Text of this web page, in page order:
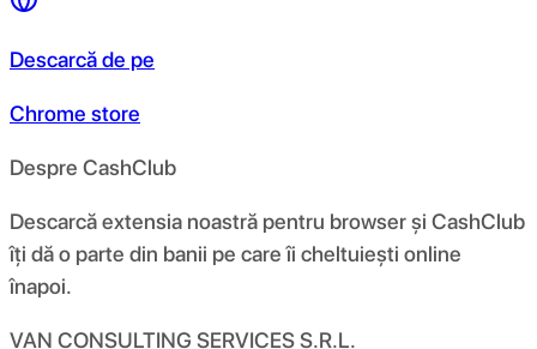
Descarcă de pe
Chrome store
Despre CashClub
Descarcă extensia noastră pentru browser și CashClub
îți dă o parte din banii pe care îi cheltuiești online
înapoi.
VAN CONSULTING SERVICES S.R.L.